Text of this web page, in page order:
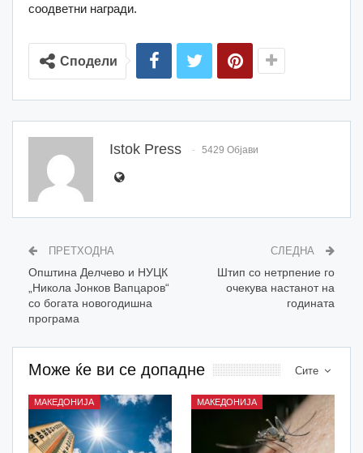
соодветни награди.
Сподели
Istok Press 5429 Објави
ПРЕТХОДНА
Општина Делчево и НУЦК
„Никола Јонков Вапцаров“
со богата новогодишна
програма
СЛЕДНА
Штип со нетрпение го
очекува настанот на
годината
Сите
Може ќе ви се допадне
МАКЕДОНИЈА МАКЕДОНИЈА